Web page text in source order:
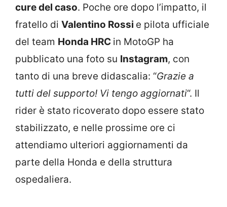
cure del caso. Poche ore dopo l’impatto, il
fratello di Valentino Rossi e pilota ufficiale
del team Honda HRC in MotoGP ha
pubblicato una foto su Instagram, con
tanto di una breve didascalia: “Grazie a
tutti del supporto! Vi tengo aggiornati“. Il
rider è stato ricoverato dopo essere stato
stabilizzato, e nelle prossime ore ci
attendiamo ulteriori aggiornamenti da
parte della Honda e della struttura
ospedaliera.